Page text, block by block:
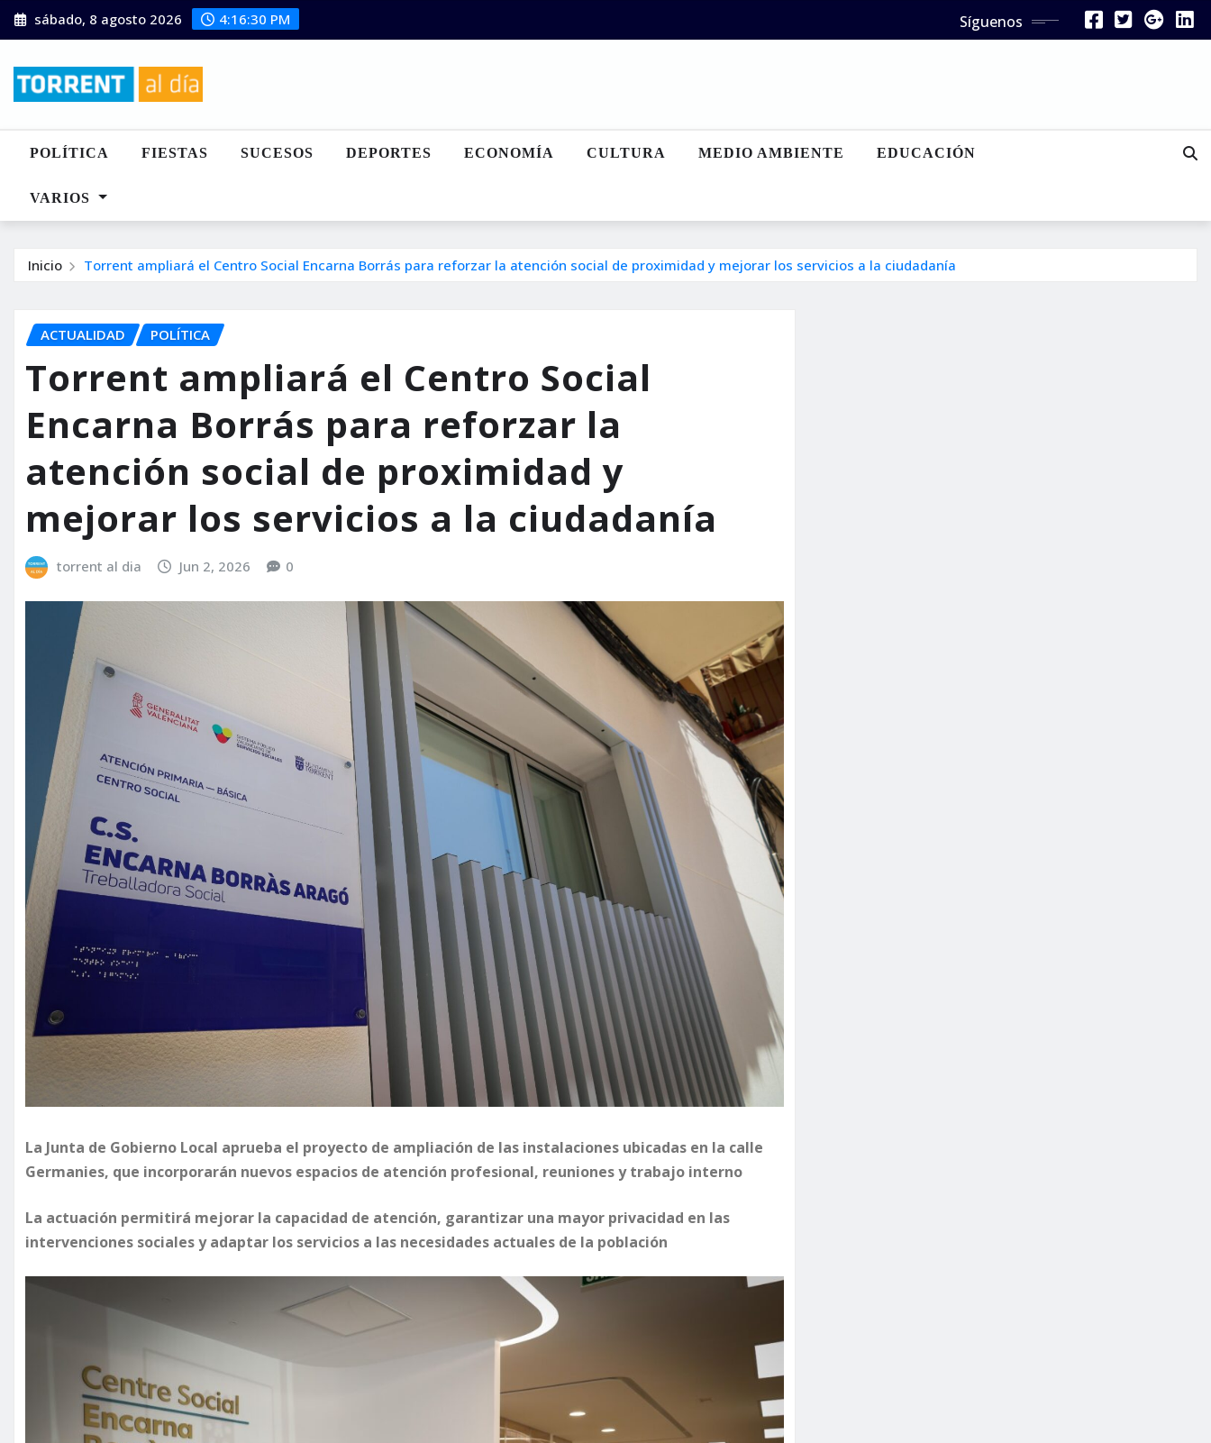
Saltar
al
sábado, 8 agosto 2026 4:16:31 PM Síguenos
POLÍTICA FIESTAS SUCESOS DEPORTES ECONOMÍA CULTURA MEDIO AMBIENTE EDUCACIÓN
VARIOS
Inicio Torrent ampliará el Centro Social Encarna Borrás para reforzar la atención social de proximidad y mejorar los servicios a la ciudadanía
ACTUALIDAD POLÍTICA
Torrent ampliará el Centro Social
Encarna Borrás para reforzar la
atención social de proximidad y
mejorar los servicios a la ciudadanía
torrent al dia Jun 2, 2026 0
La Junta de Gobierno Local aprueba el proyecto de ampliación de las instalaciones ubicadas en la calle
Germanies, que incorporarán nuevos espacios de atención profesional, reuniones y trabajo interno
La actuación permitirá mejorar la capacidad de atención, garantizar una mayor privacidad en las
intervenciones sociales y adaptar los servicios a las necesidades actuales de la población